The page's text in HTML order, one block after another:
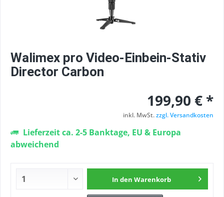
Walimex pro Video-Einbein-Stativ
Director Carbon
199,90 € *
inkl. MwSt.zzgl. Versandkosten
Lieferzeit ca. 2-5 Banktage, EU & Europa
abweichend
In den Warenkorb